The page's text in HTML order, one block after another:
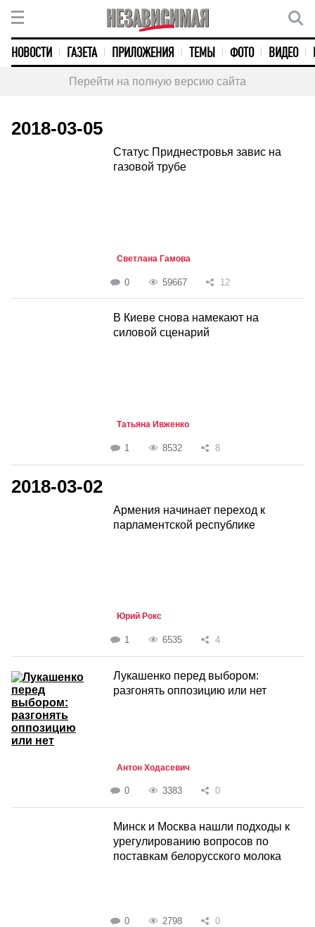
НОВОСТИ ГАЗЕТА ПРИЛОЖЕНИЯ ТЕМЫ ФОТО ВИДЕО
Перейти на полную версию сайта
2018-03-05
Статус Приднестровья завис на
газовой трубе
Светлана Гамова
0 59667 12
В Киеве снова намекают на
силовой сценарий
Татьяна Ивженко
1 8532 8
2018-03-02
Армения начинает переход к
парламентской республике
Юрий Рокс
1 6535 4
Лукашенко перед выбором:
разгонять оппозицию или нет
Антон Ходасевич
0 3383 0
Минск и Москва нашли подходы к
урегулированию вопросов по
поставкам белорусского молока
0 2798 0